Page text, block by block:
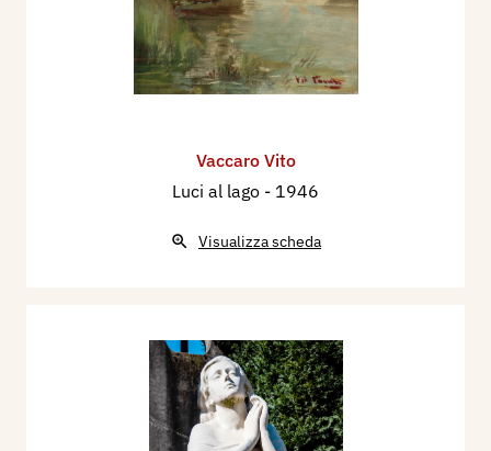
Vaccaro Vito
Luci al lago - 1946
Visualizza scheda